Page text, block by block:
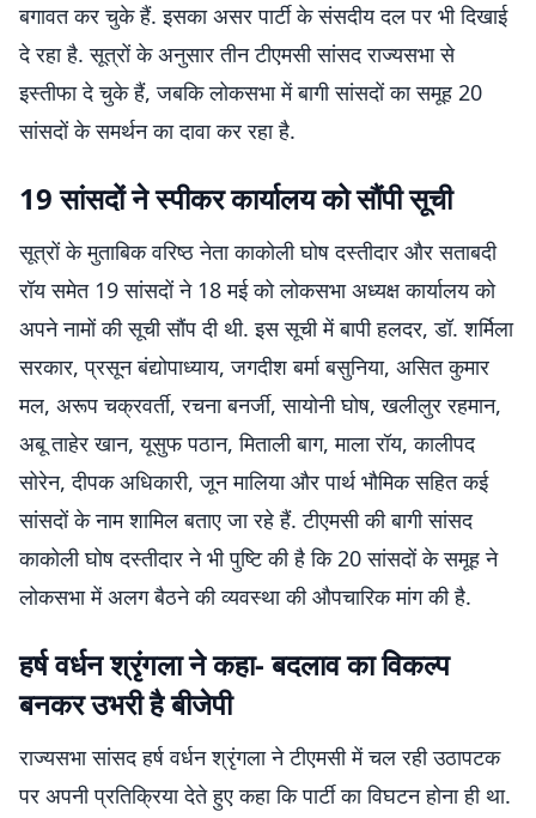
बगावत कर चुके हैं. इसका असर पार्टी के संसदीय दल पर भी दिखाई
दे रहा है. सूत्रों के अनुसार तीन टीएमसी सांसद राज्यसभा से
इस्तीफा दे चुके हैं, जबकि लोकसभा में बागी सांसदों का समूह 20
सांसदों के समर्थन का दावा कर रहा है.
19 सांसदों ने स्पीकर कार्यालय को सौंपी सूची
सूत्रों के मुताबिक वरिष्ठ नेता काकोली घोष दस्तीदार और सताबदी
रॉय समेत 19 सांसदों ने 18 मई को लोकसभा अध्यक्ष कार्यालय को
अपने नामों की सूची सौंप दी थी. इस सूची में बापी हलदर, डॉ. शर्मिला
सरकार, प्रसून बंद्योपाध्याय, जगदीश बर्मा बसुनिया, असित कुमार
मल, अरूप चक्रवर्ती, रचना बनर्जी, सायोनी घोष, खलीलुर रहमान,
अबू ताहेर खान, यूसुफ पठान, मिताली बाग, माला रॉय, कालीपद
सोरेन, दीपक अधिकारी, जून मालिया और पार्थ भौमिक सहित कई
सांसदों के नाम शामिल बताए जा रहे हैं. टीएमसी की बागी सांसद
काकोली घोष दस्तीदार ने भी पुष्टि की है कि 20 सांसदों के समूह ने
लोकसभा में अलग बैठने की व्यवस्था की औपचारिक मांग की है.
हर्ष वर्धन श्रृंगला ने कहा- बदलाव का विकल्प
बनकर उभरी है बीजेपी
राज्यसभा सांसद हर्ष वर्धन श्रृंगला ने टीएमसी में चल रही उठापटक
पर अपनी प्रतिक्रिया देते हुए कहा कि पार्टी का विघटन होना ही था.